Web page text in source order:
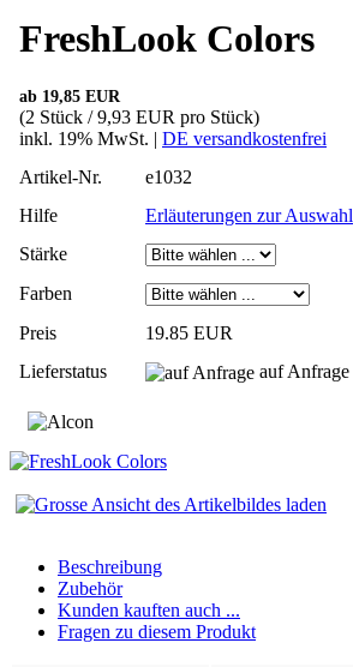
FreshLook Colors
ab 19,85 EUR
(2 Stück / 9,93 EUR pro Stück)
inkl. 19% MwSt. | DE versandkostenfrei
Artikel-Nr.
e1032
Hilfe
Erläuterungen zur Auswahl
Stärke
Farben
Preis
19.85 EUR
Lieferstatus
auf Anfrage
Beschreibung
Zubehör
Kunden kauften auch ...
Fragen zu diesem Produkt